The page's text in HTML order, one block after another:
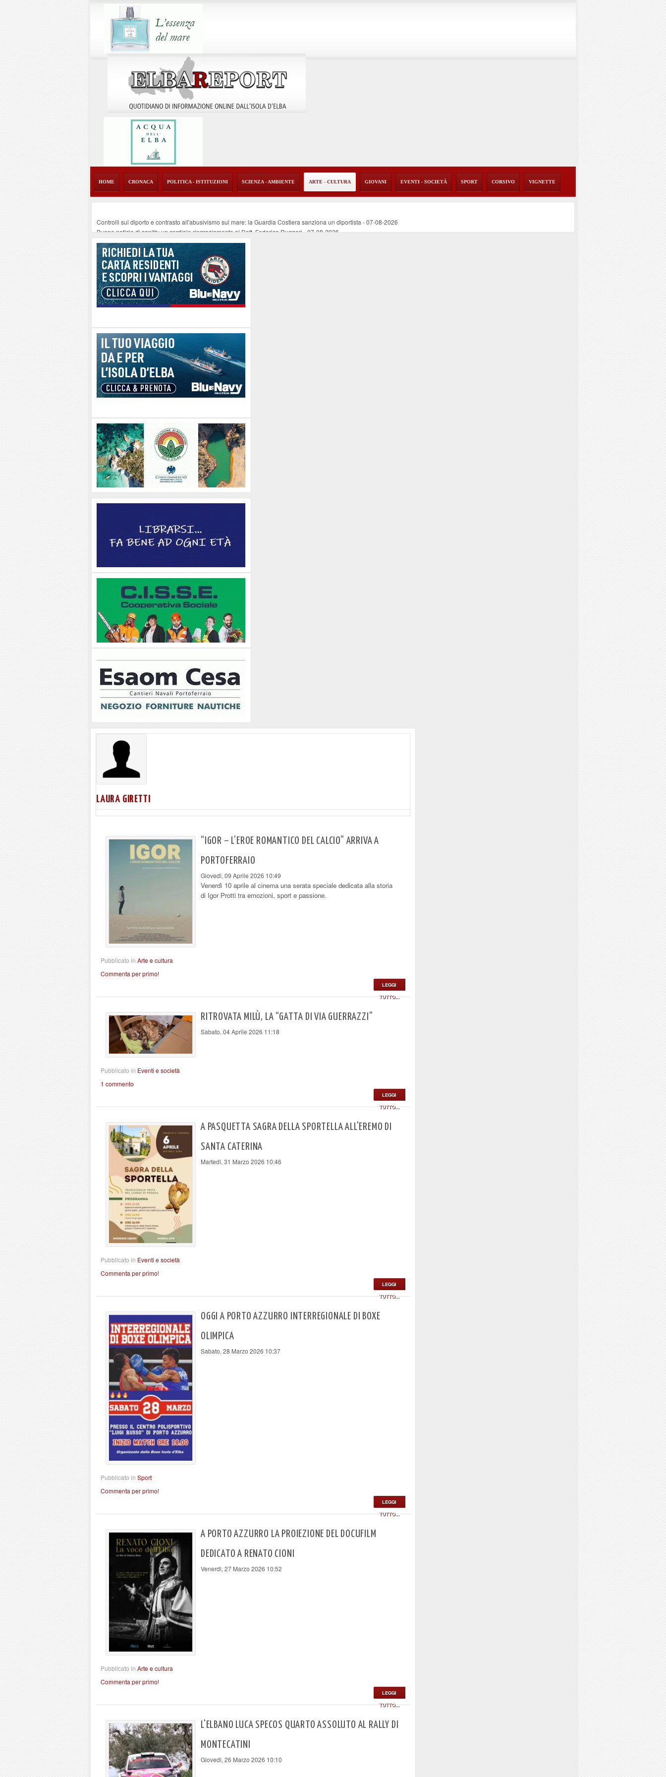
HOME CRONACA POLITICA - ISTITUZIONI SCIENZA - AMBIENTE ARTE - CULTURA GIOVANI EVENTI - SOCIETÀ SPORT CORSIVO VIGNETTE
Controlli sul diporto e contrasto all'abusivismo sul mare: la Guardia Costiera sanziona un diportista -07-08-2026
Buone notizie di sanità: un cordiale ringraziamento al Dott. Federico Ruggeri-07-08-2026
Altiero Spinelli e Ursula Hirschmann all'Elba: riaffiora una testimonianza del 1966
Capoliveri, potenziata la pulizia dei bordi stradali-07-08-2026
Marina di Campo tra i porti interessati dal nuovo piano dell'Autorità portuale regionale
LAURA GIRETTI
“IGOR – L’EROE ROMANTICO DEL CALCIO” ARRIVA A
PORTOFERRAIO
Giovedì, 09 Aprile 2026 10:49
Venerdì 10 aprile al cinema una serata speciale dedicata alla storia
di Igor Protti tra emozioni, sport e passione.
Pubblicato in Arte e cultura
Commenta per primo!
LEGGI
TUTTO...
RITROVATA MILÙ, LA “GATTA DI VIA GUERRAZZI”
Sabato, 04 Aprile 2026 11:18
Pubblicato in Eventi e società
1 commento
LEGGI
TUTTO...
A PASQUETTA SAGRA DELLA SPORTELLA ALL'EREMO DI
SANTA CATERINA
Martedì, 31 Marzo 2026 10:46
Pubblicato in Eventi e società
Commenta per primo!
LEGGI
TUTTO...
OGGI A PORTO AZZURRO INTERREGIONALE DI BOXE
OLIMPICA
Sabato, 28 Marzo 2026 10:37
Pubblicato in Sport
Commenta per primo!
LEGGI
TUTTO...
A PORTO AZZURRO LA PROIEZIONE DEL DOCUFILM
DEDICATO A RENATO CIONI
Venerdì, 27 Marzo 2026 10:52
Pubblicato in Arte e cultura
Commenta per primo!
LEGGI
TUTTO...
L'ELBANO LUCA SPECOS QUARTO ASSOLUTO AL RALLY DI
MONTECATINI
Giovedì, 26 Marzo 2026 10:10